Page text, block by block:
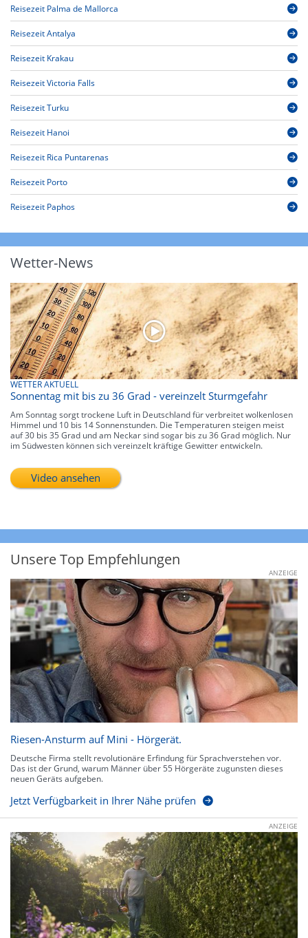
Reisezeit Palma de Mallorca
Reisezeit Antalya
Reisezeit Krakau
Reisezeit Victoria Falls
Reisezeit Turku
Reisezeit Hanoi
Reisezeit Rica Puntarenas
Reisezeit Porto
Reisezeit Paphos
Wetter-News
WETTER AKTUELL
Sonnentag mit bis zu 36 Grad - vereinzelt Sturmgefahr
Am Sonntag sorgt trockene Luft in Deutschland für verbreitet wolkenlosen
Himmel und 10 bis 14 Sonnenstunden. Die Temperaturen steigen meist
auf 30 bis 35 Grad und am Neckar sind sogar bis zu 36 Grad möglich. Nur
im Südwesten können sich vereinzelt kräftige Gewitter entwickeln.
Video ansehen
Unsere Top Empfehlungen
ANZEIGE
Riesen-Ansturm auf Mini - Hörgerät.
Deutsche Firma stellt revolutionäre Erfindung für Sprachverstehen vor.
Das ist der Grund, warum Männer über 55 Hörgeräte zugunsten dieses
neuen Geräts aufgeben.
Jetzt Verfügbarkeit in Ihrer Nähe prüfen
ANZEIGE